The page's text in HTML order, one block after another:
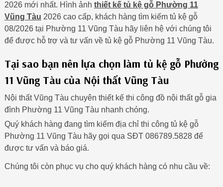
2026 mới nhất. Hình ảnh thiết kế tủ kệ gỗ Phường 11
Vũng Tàu 2026 cao cấp, khách hàng tìm kiếm tủ kệ gỗ
08/2026 tại Phường 11 Vũng Tàu hãy liên hệ với chúng tôi
để được hỗ trợ và tư vấn về tủ kệ gỗ Phường 11 Vũng Tàu.
Tại sao bạn nên lựa chọn làm tủ kệ gỗ Phường
11 Vũng Tàu của Nội thất Vũng Tàu
Nội thất Vũng Tàu chuyên thiết kế thi công đồ nội thất gỗ gia
đình Phường 11 Vũng Tàu nhanh chóng.
Quý khách hàng đang tìm kiếm địa chỉ thi công tủ kệ gỗ
Phường 11 Vũng Tàu hãy gọi qua SĐT 086789.5828 để
được tư vấn và báo giá.
Chúng tôi còn phục vụ cho quý khách hàng có nhu cầu về: